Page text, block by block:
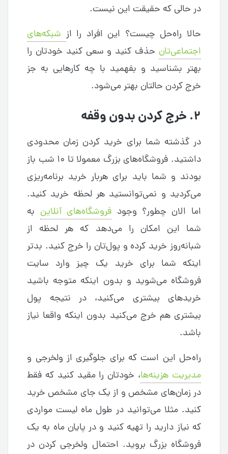
در حالی که حقیقت این نیست.
حالا راه‌حل چیست؟ این افراد را از شبکه‌های
اجتماعی‌تان حذف کنید و سعی کنید خودتان را
بهتر بشناسید و بفهمید با چه کارهایی به جز
خرج کردن حالتان بهتر می‌شود.
۲. خرج کردن بدون وقفه
در گذشته شما برای خرید کردن زمان محدودی
داشتید. فروشگاه‌های بزرگ معمولا تا ۱۰ شب باز
بودند و شما باید برای هربار خرید برنامه‌ریزی
می‌کردید و نمی‌توانستید هر لحظه خرید کنید.
اما الان چطور؟ وجود فروشگاه‌های آنلاین به
شما این امکان را می‌دهد که هر لحظه از
شبانه‌روز خرید کرده و پول‌تان را خرج کنید. بدتر
اینکه شما برای خرید یک چیز وارد سایت
فروشگاه می‌شوید و بدون اینکه متوجه باشید
خریدهای بیشتری می‌کنید، در نتیجه پول
بیشتری هم خرج می‌کنید بدون اینکه واقعا نیاز
باشد.
راه‌حل این است که برای جلوگیری از ولخرجی و
مدیریت هزینه‌ها، خودتان را مقید کنید که فقط
در زمان‌های مشخص و از یک جای مشخص خرید
کنید. مثلا می‌توانید در طول ماه لیست مواردی
که نیاز دارید را تهیه کنید و در پایان ماه به یک
فروشگاه بزرگ بروید. احتمال ولخرجی کردن در